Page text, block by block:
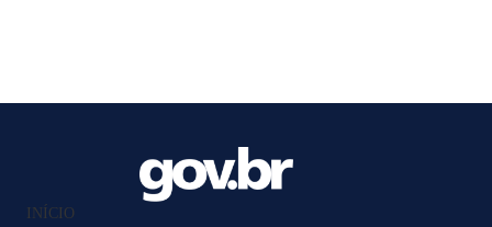
INÍCIO